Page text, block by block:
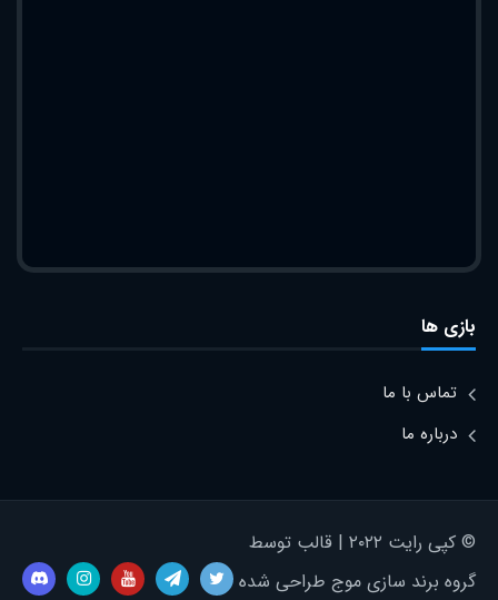
بازی ها
تماس با ما
درباره ما
© کپی رایت ۲۰۲۲ | قالب توسط
گروه برند سازی موج طراحی شده